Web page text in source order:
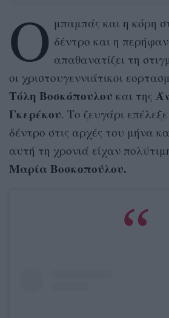
Ο μπαμπάς και η κόρη
δέντρο και η
απαθανατίζει τη
οι χριστουγεννιάτικοι
Τόλη Βοσκόπουλου και της
Γκερέκου. Το ζευγάρι
δέντρο στις αρχές του μήνα
αυτή τη χρονιά είχαν
Μαρία Βοσκοπούλου.